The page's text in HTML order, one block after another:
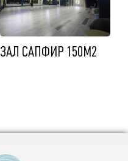
ЗАЛ САПФИР 150М2